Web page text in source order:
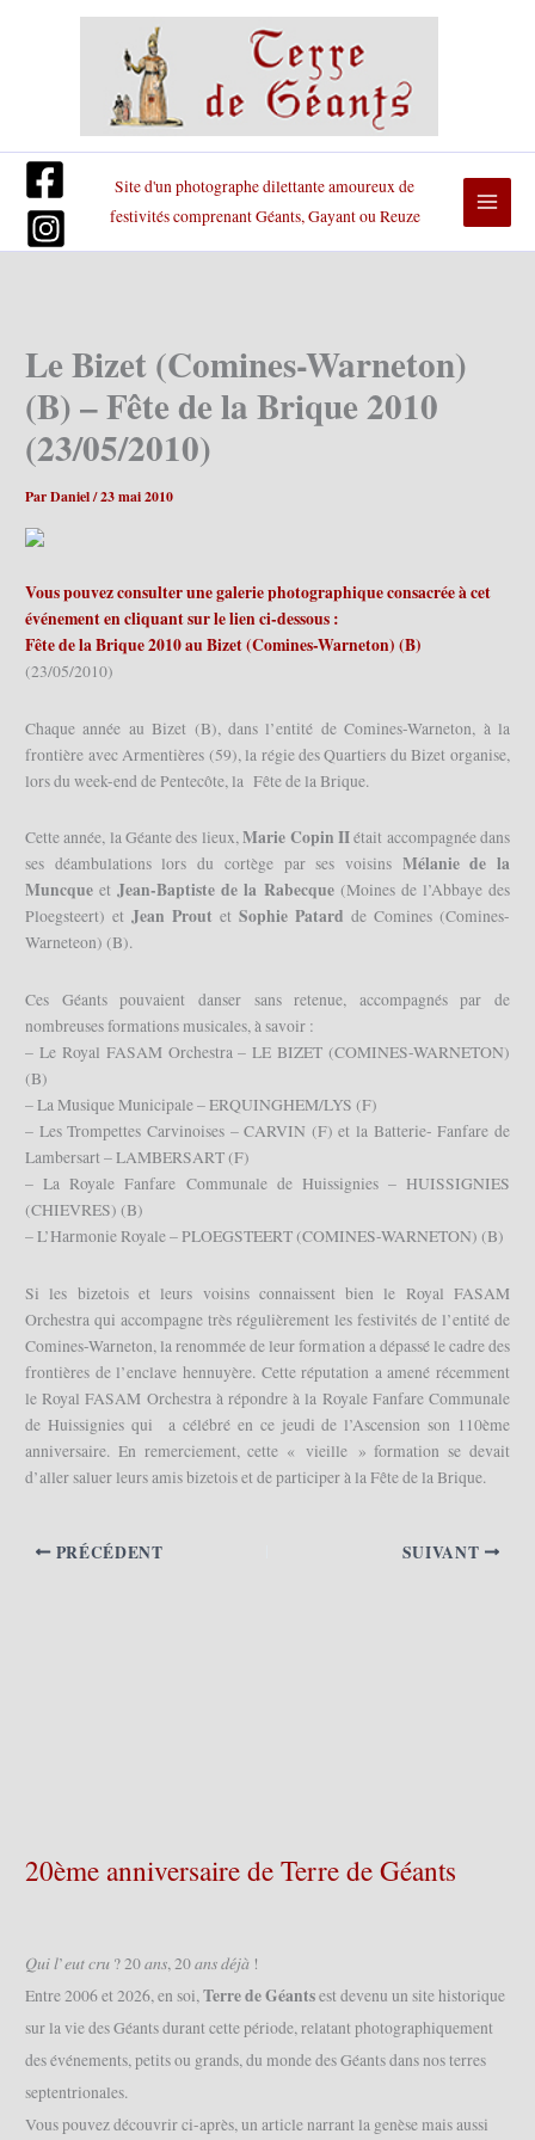
Site d'un photographe dilettante amoureux de
festivités comprenant Géants, Gayant ou Reuze
Le Bizet (Comines-Warneton)
(B) – Fête de la Brique 2010
(23/05/2010)
ParDaniel/23 mai 2010
Vous pouvez consulter une galerie photographique consacrée à cet
événement en cliquant sur le lien ci-dessous :
Fête de la Brique 2010 au Bizet (Comines-Warneton) (B)
(23/05/2010)
Chaque année au Bizet (B), dans l’entité de Comines-Warneton, à la
frontière avec Armentières (59), la régie des Quartiers du Bizet organise,
lors du week-end de Pentecôte, la Fête de la Brique.
Cette année, la Géante des lieux,Marie Copin IIétait accompagnée dans
ses déambulations lors du cortège par ses voisins Mélanie de la
Muncque etJean-Baptiste de la Rabecque(Moines de l’Abbaye des
Ploegsteert) etJean ProutetSophie Patard de Comines (Comines-
Warneteon) (B).
Ces Géants pouvaient danser sans retenue, accompagnés par de
nombreuses formations musicales, à savoir :
– Le Royal FASAM Orchestra – LE BIZET (COMINES-WARNETON)
(B)
– La Musique Municipale – ERQUINGHEM/LYS (F)
– Les Trompettes Carvinoises – CARVIN (F) et la Batterie- Fanfare de
Lambersart – LAMBERSART (F)
– La Royale Fanfare Communale de Huissignies – HUISSIGNIES
(CHIEVRES) (B)
– L’Harmonie Royale – PLOEGSTEERT (COMINES-WARNETON) (B)
Si les bizetois et leurs voisins connaissent bien le Royal FASAM
Orchestra qui accompagne très régulièrement les festivités de l’entité de
Comines-Warneton, la renommée de leur formation a dépassé le cadre des
frontières de l’enclave hennuyère. Cette réputation a amené récemment
le Royal FASAM Orchestra à répondre à la Royale Fanfare Communale
de Huissignies qui a célébré en ce jeudi de l’Ascension son 110ème
anniversaire. En remerciement, cette « vieille » formation se devait
d’aller saluer leurs amis bizetois et de participer à la Fête de la Brique.
PRÉCÉDENT SUIVANT
20ème anniversaire de Terre de Géants
𝑄𝑢𝑖 𝑙’𝑒𝑢𝑡 𝑐𝑟𝑢 ? 20 𝑎𝑛𝑠, 20 𝑎𝑛𝑠 𝑑𝑒́𝑗𝑎̀ !
Entre 2006 et 2026, en soi,Terre de Géantsest devenu un site historique
sur la vie des Géants durant cette période, relatant photographiquement
des événements, petits ou grands, du monde des Géants dans nos terres
septentrionales.
Vous pouvez découvrir ci-après, un article narrant la genèse mais aussi